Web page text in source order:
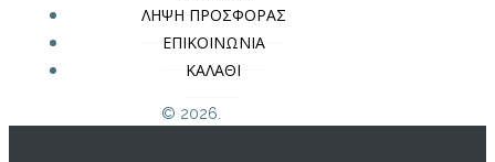
ΛΗΨΗ ΠΡΟΣΦΟΡΑΣ
ΕΠΙΚΟΙΝΩΝΙΑ
ΚΑΛΑΘΙ
© 2026.